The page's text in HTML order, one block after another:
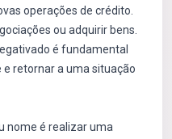
operações de crédito.
ou adquirir bens.
é fundamental
retornar a uma situação
nome é realizar uma